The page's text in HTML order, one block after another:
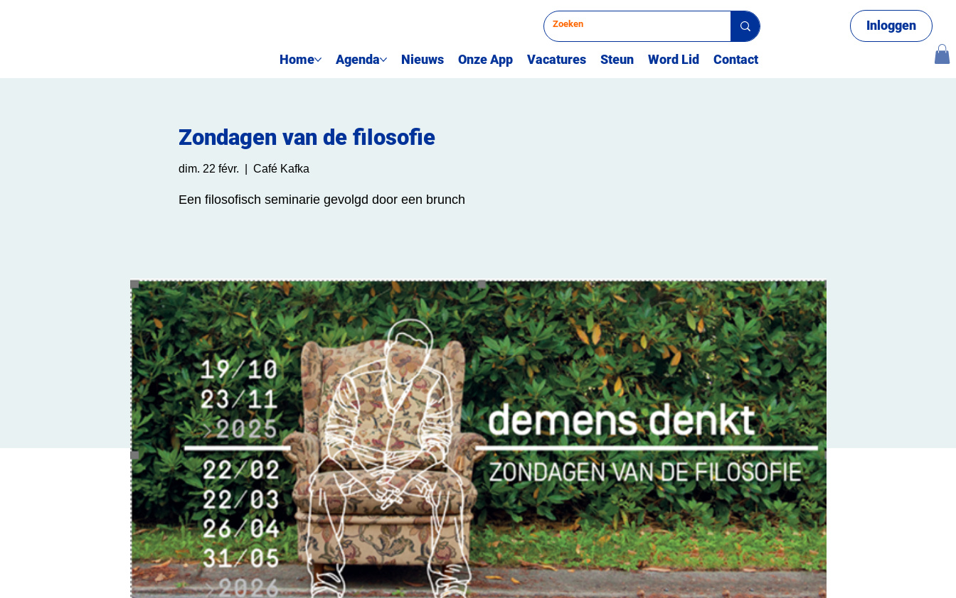
Inloggen
Home Agenda Nieuws Onze App Vacatures Steun Word Lid Contact
Zondagen van de filosofie
dim. 22 févr. Café Kafka
Een filosofisch seminarie gevolgd door een brunch